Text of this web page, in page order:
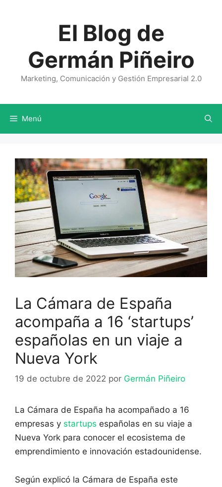
El Blog de
Germán Piñeiro
Marketing, Comunicación y Gestión Empresarial 2.0
Menú
La Cámara de España
acompaña a 16 ‘startups’
españolas en un viaje a
Nueva York
19 de octubre de 2022 por Germán Piñeiro
La Cámara de España ha acompañado a 16
empresas y startups españolas en su viaje a
Nueva York para conocer el ecosistema de
emprendimiento e innovación estadounidense.
Según explicó la Cámara de España este